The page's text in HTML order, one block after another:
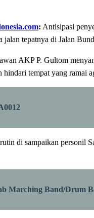
: Antisipasi
jalan tepatnya di Jalan
AKP P. Gultom
hindari tempat yang ramai
di sampaikan personil
Marching Band/Drum